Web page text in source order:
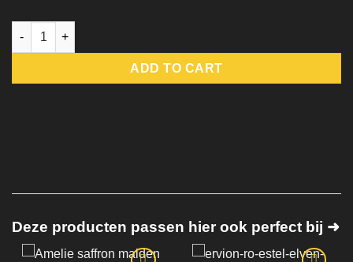
Big Iron - Soulforged Gunslinger Bust quantity
ADD TO CART
Deze producten passen hier ook perfect bij ➜